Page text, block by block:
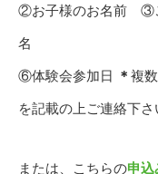
②お子様のお名前 ③
名
⑥体験会参加日 ＊ 複
を記載の上ご連絡下さ
または、こちらの申込